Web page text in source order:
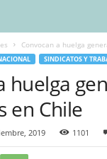
Convocan a huelga
SINDICATOS Y
huelga
en Chile
2019 1101